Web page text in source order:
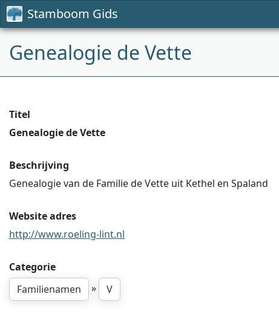
Stamboom Gids
Genealogie de Vette
Titel
Genealogie de Vette
Beschrijving
Genealogie van de Familie de Vette uit Kethel en Spaland
Website adres
http://www.roeling-lint.nl
Categorie
Familienamen
» V